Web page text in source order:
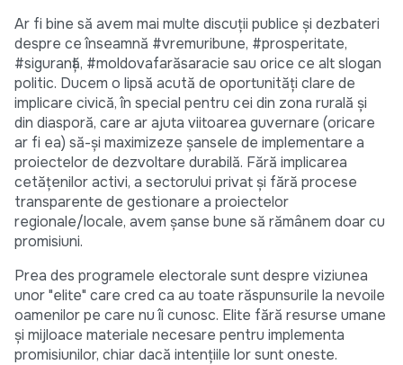
Ar fi bine să avem mai multe discuții publice și dezbateri
despre ce înseamnă #vremuribune, #prosperitate,
#siguranță, #moldovafarăsaracie sau orice ce alt slogan
politic. Ducem o lipsă acută de oportunități clare de
implicare civică, în special pentru cei din zona rurală și
din diasporă, care ar ajuta viitoarea guvernare (oricare
ar fi ea) să-și maximizeze șansele de implementare a
proiectelor de dezvoltare durabilă. Fără implicarea
cetățenilor activi, a sectorului privat și fără procese
transparente de gestionare a proiectelor
regionale/locale, avem șanse bune să rămânem doar cu
promisiuni.
Prea des programele electorale sunt despre viziunea
unor "elite" care cred ca au toate răspunsurile la nevoile
oamenilor pe care nu îi cunosc. Elite fără resurse umane
și mijloace materiale necesare pentru implementa
promisiunilor, chiar dacă intențiile lor sunt oneste.